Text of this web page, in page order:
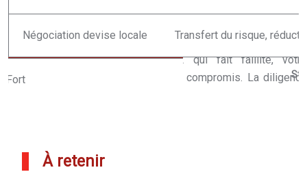
Négociation devise locale Transfert du risque,
À retenir